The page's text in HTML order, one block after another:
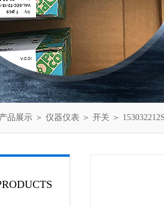
产品展示 ＞ 仪器仪表 ＞ 开关 ＞